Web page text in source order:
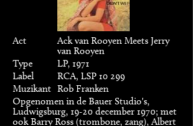
Act
Ack van Rooyen Meets Jerry
van Rooyen
Type
LP, 1971
Label
RCA, LSP 10 299
Muzikant Rob Franken
Opgenomen in de Bauer Studio's,
Ludwigsburg, 19-20 december 1970; met
ook Barry Ross (trombone, zang), Albert